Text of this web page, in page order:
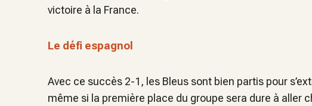
victoire à la France.
Le défi espagnol
Avec ce succès 2-1, les Bleus sont bien partis pour
même si la première place du groupe sera dure à aller